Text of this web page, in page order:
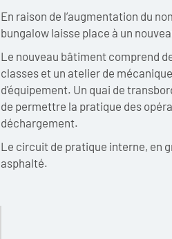
En raison de l’augmentation du
bungalow laisse place à un
Le nouveau bâtiment comprend
classes et un atelier de
d'équipement. Un quai de
de permettre la pratique des
déchargement.
Le circuit de pratique interne, en
asphalté.